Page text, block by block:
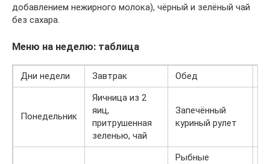
добавлением нежирного молока), чёрный и зелёный чай
без сахара.
Меню на неделю: таблица
Дни недели Завтрак Обед
Понедельник
Яичница из 2
яиц,
притрушенная
зеленью, чай
Запечённый
куриный рулет
Рыбные